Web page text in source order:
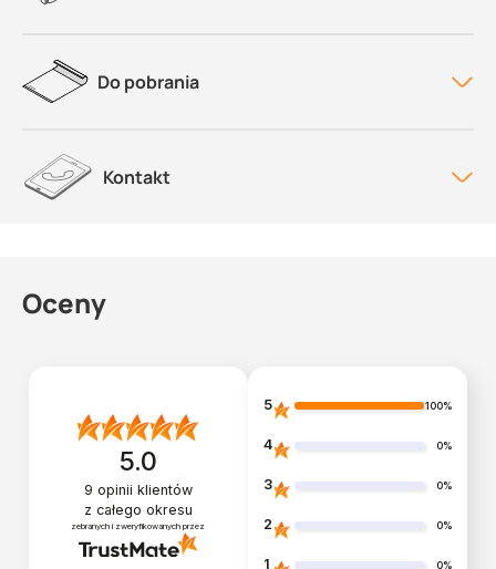
Do pobrania
Kontakt
Oceny
5.0
9 opinii klientów
z całego okresu
zebranych i zweryfikowanych przez
5 100%
4 0%
3 0%
2 0%
1 0%